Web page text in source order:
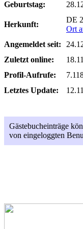
Geburtstag:
Herkunft:
DE
Ort
Angemeldet seit:
Zuletzt online:
Profil-Aufrufe:
Letztes Update:
Gästebucheinträge
von eingeloggten